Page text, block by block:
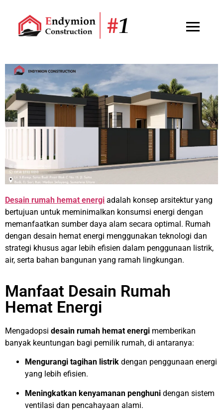
Desain rumah hemat energi adalah konsep arsitektur yang
bertujuan untuk meminimalkan konsumsi energi dengan
memanfaatkan sumber daya alam secara optimal. Rumah
dengan desain hemat energi menggunakan teknologi dan
strategi khusus agar lebih efisien dalam penggunaan listrik,
air, serta bahan bangunan yang ramah lingkungan.
Manfaat Desain Rumah
Hemat Energi
Mengadopsi desain rumah hemat energi memberikan
banyak keuntungan bagi pemilik rumah, di antaranya:
Mengurangi tagihan listrik dengan penggunaan energi
yang lebih efisien.
Meningkatkan kenyamanan penghuni dengan sistem
ventilasi dan pencahayaan alami.